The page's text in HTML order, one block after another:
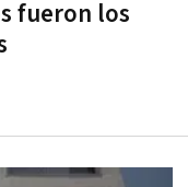
fueron los